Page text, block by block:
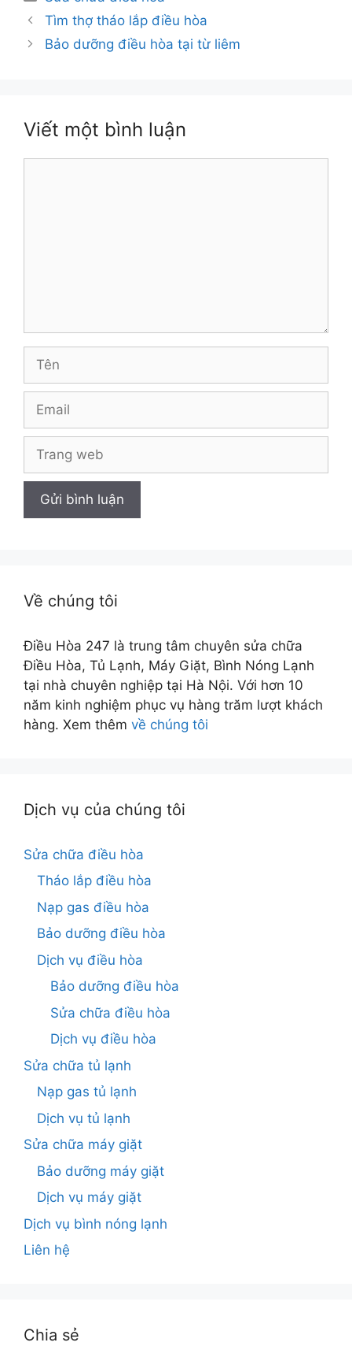
mục
Tìm thợ tháo lắp điều hòa
Bảo dưỡng điều hòa tại từ liêm
Viết một bình luận
web
Về chúng tôi
Điều Hòa 247 là trung tâm chuyên sửa chữa
Điều Hòa, Tủ Lạnh, Máy Giặt, Bình Nóng Lạnh
tại nhà chuyên nghiệp tại Hà Nội. Với hơn 10
năm kinh nghiệm phục vụ hàng trăm lượt khách
hàng. Xem thêm về chúng tôi
Dịch vụ của chúng tôi
Sửa chữa điều hòa
Tháo lắp điều hòa
Nạp gas điều hòa
Bảo dưỡng điều hòa
Dịch vụ điều hòa
Bảo dưỡng điều hòa
Sửa chữa điều hòa
Dịch vụ điều hòa
Sửa chữa tủ lạnh
Nạp gas tủ lạnh
Dịch vụ tủ lạnh
Sửa chữa máy giặt
Bảo dưỡng máy giặt
Dịch vụ máy giặt
Dịch vụ bình nóng lạnh
Liên hệ
Chia sẻ